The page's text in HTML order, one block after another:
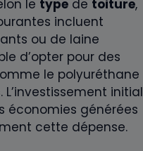
le type de toiture,
incluent
ou de laine
d’opter pour des
le polyuréthane
. L’investissement initial
économies générées
cette dépense.